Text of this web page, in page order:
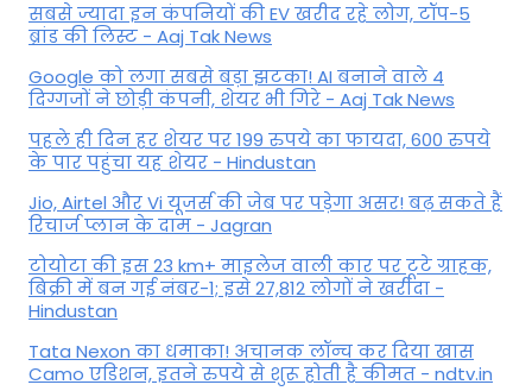
सबसे ज्यादा इन कंपनियों की EV खरीद रहे लोग, टॉप-5
ब्रांड की लिस्ट - Aaj Tak News
Google को लगा सबसे बड़ा झटका! AI बनाने वाले 4
दिग्गजों ने छोड़ी कंपनी, शेयर भी गिरे - Aaj Tak News
पहले ही दिन हर शेयर पर 199 रुपये का फायदा, 600 रुपये
के पार पहुंचा यह शेयर - Hindustan
Jio, Airtel और Vi यूजर्स की जेब पर पड़ेगा असर! बढ़ सकते हैं
रिचार्ज प्लान के दाम - Jagran
टोयोटा की इस 23 km+ माइलेज वाली कार पर टूटे ग्राहक,
बिक्री में बन गई नंबर-1; इसे 27,812 लोगों ने खरीदा -
Hindustan
Tata Nexon का धमाका! अचानक लॉन्च कर दिया खास
Camo एडिशन, इतने रुपये से शुरू होती है कीमत - ndtv.in